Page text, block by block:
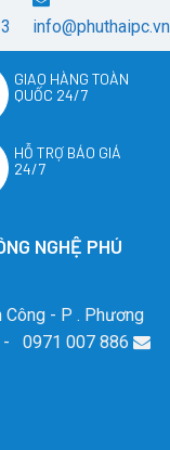
info@phuthaipc.vn
GIAO HÀNG TOÀN
QUỐC 24/7
HỖ TRỢ BÁO GIÁ
24/7
NGHỆ PHÚ
- P . Phương
0971 007 886